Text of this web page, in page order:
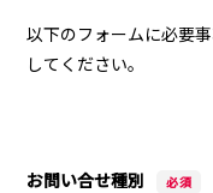
以下のフォームに必要
してください。
お問い合せ種別